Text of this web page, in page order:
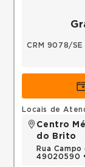
CRM 9078/SE
Locais de
Centro
do Brito
Rua
49020590